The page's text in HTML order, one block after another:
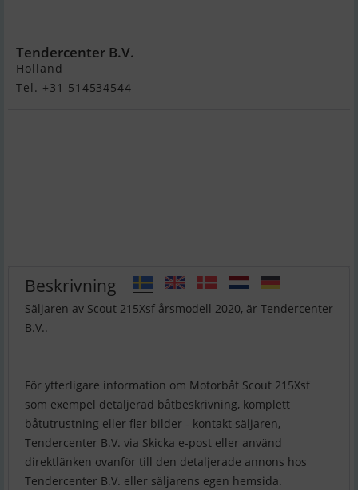
Tendercenter B.V.
Holland
Tel. +31 514534544
Beskrivning
Säljaren av Scout 215Xsf årsmodell 2020, är Tendercenter
B.V..
För ytterligare information om Motorbåt Scout 215Xsf
som exempel detaljerad båtbeskrivning, komplett
båtutrustning eller fler bilder - kontakt säljaren,
Tendercenter B.V. via Skicka e-post eller använd
direktlänken ovanför till den detaljerade annons hos
Tendercenter B.V. eller säljarens egen hemsida.